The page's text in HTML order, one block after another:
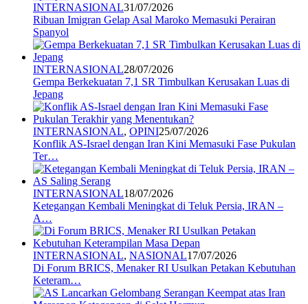
INTERNASIONAL31/07/2026
Ribuan Imigran Gelap Asal Maroko Memasuki Perairan
Spanyol
INTERNASIONAL28/07/2026
Gempa Berkekuatan 7,1 SR Timbulkan Kerusakan Luas di
Jepang
INTERNASIONAL, OPINI25/07/2026
Konflik AS-Israel dengan Iran Kini Memasuki Fase Pukulan
Ter…
INTERNASIONAL18/07/2026
Ketegangan Kembali Meningkat di Teluk Persia, IRAN –
A…
INTERNASIONAL, NASIONAL17/07/2026
Di Forum BRICS, Menaker RI Usulkan Petakan Kebutuhan
Keteram…